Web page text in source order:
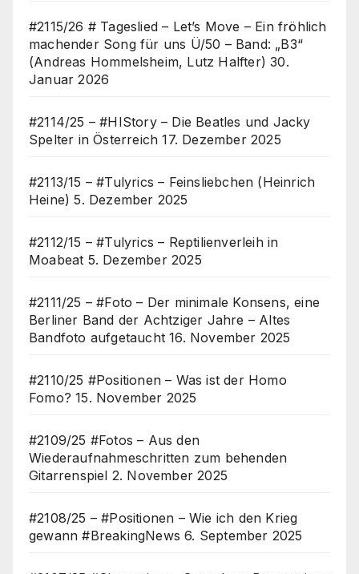
#2115/26 # Tageslied – Let’s Move – Ein fröhlich
machender Song für uns Ü/50 – Band: „B3“
(Andreas Hommelsheim, Lutz Halfter) 30.
Januar 2026
#2114/25 – #HIStory – Die Beatles und Jacky
Spelter in Österreich 17. Dezember 2025
#2113/15 – #Tulyrics – Feinsliebchen (Heinrich
Heine) 5. Dezember 2025
#2112/15 – #Tulyrics – Reptilienverleih in
Moabeat 5. Dezember 2025
#2111/25 – #Foto – Der minimale Konsens, eine
Berliner Band der Achtziger Jahre – Altes
Bandfoto aufgetaucht 16. November 2025
#2110/25 #Positionen – Was ist der Homo
Fomo? 15. November 2025
#2109/25 #Fotos – Aus den
Wiederaufnahmeschritten zum behenden
Gitarrenspiel 2. November 2025
#2108/25 – #Positionen – Wie ich den Krieg
gewann #BreakingNews 6. September 2025